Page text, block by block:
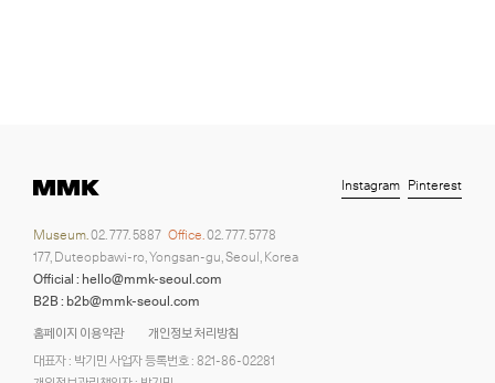
홈페이지 이용약관
개인정보 처리방침
대표자 : 박기민 사업자 등록번호 : 821-86-02281
Museum.02. 777. 5887 Office.02. 777. 5778
177, Duteopbawi-ro, Yongsan-gu, Seoul, Korea
Official : hello@mmk-seoul.com
B2B : b2b@mmk-seoul.com
Instagram Pinterest